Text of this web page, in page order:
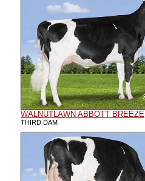
WALNUTLAWN ABBOTT BREEZE
THIRD DAM